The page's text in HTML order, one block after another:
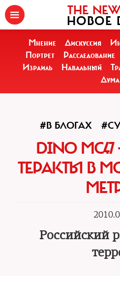
THE
НОВОЕ
Мнение Дискуссия
Портрет
Расследование
Израиль
Навальный
Дума
#В БЛОГАХ
DINO MC47
ТЕРАКТЫ В
Российский